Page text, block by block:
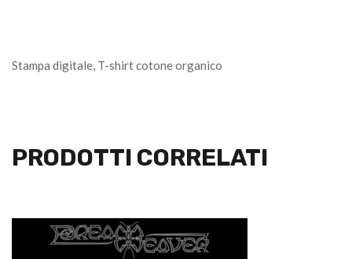
Stampa digitale, T-shirt cotone organico
PRODOTTI CORRELATI